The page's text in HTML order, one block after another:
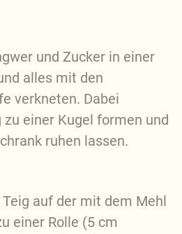
und Zucker in einer
alles mit den
verkneten. Dabei
einer Kugel formen und
ruhen lassen.
auf der mit dem Mehl
einer Rolle (5 cm